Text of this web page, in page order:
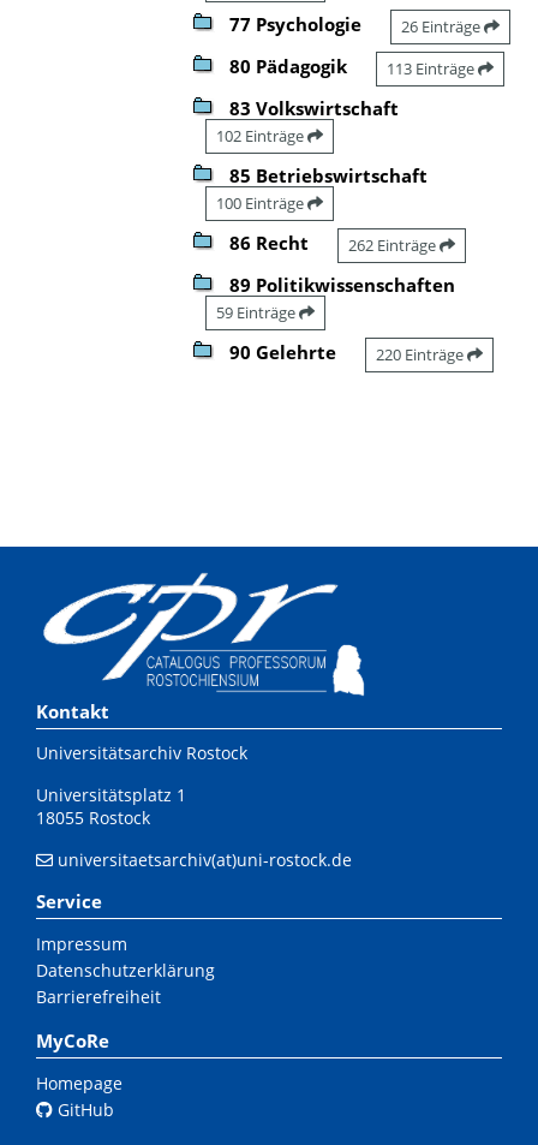
77 Psychologie 26 Einträge
80 Pädagogik 113 Einträge
83 Volkswirtschaft
102 Einträge
85 Betriebswirtschaft
100 Einträge
86 Recht 262 Einträge
89 Politikwissenschaften
59 Einträge
90 Gelehrte 220 Einträge
Kontakt
Universitätsarchiv Rostock
Universitätsplatz 1
18055 Rostock
universitaetsarchiv(at)uni-rostock.de
Service
Impressum
Datenschutzerklärung
Barrierefreiheit
MyCoRe
Homepage
GitHub